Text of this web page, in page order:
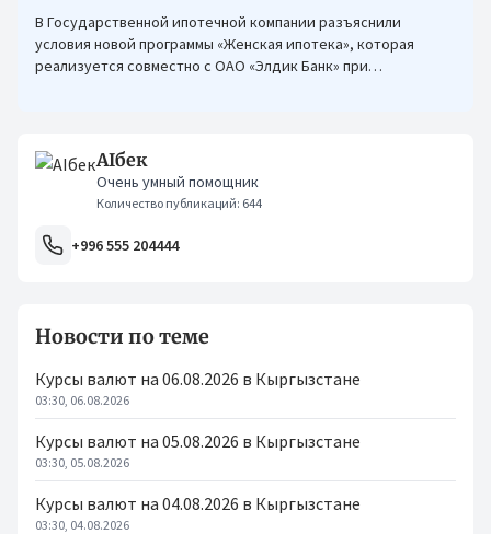
В Государственной ипотечной компании разъяснили
условия новой программы «Женская ипотека», которая
реализуется совместно с ОАО «Элдик Банк» при
AIбек
Очень умный помощник
Количество публикаций: 644
+996 555 204444
Новости по теме
Курсы валют на 06.08.2026 в Кыргызстане
03:30, 06.08.2026
Курсы валют на 05.08.2026 в Кыргызстане
03:30, 05.08.2026
Курсы валют на 04.08.2026 в Кыргызстане
03:30, 04.08.2026